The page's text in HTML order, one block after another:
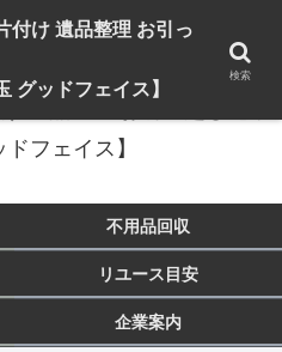
飯能市 所沢市 川越市 日高市 鶴ヶ島市
フェイス】
不用品回収
リユース目安
企業案内
付け 遺品整理 お引っ
グッドフェイス】
検索